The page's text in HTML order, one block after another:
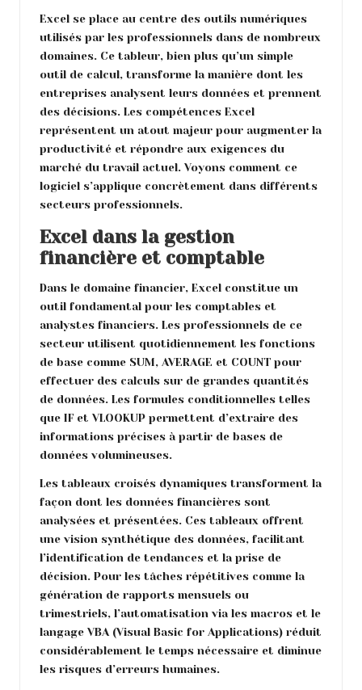
Excel se place au centre des outils numériques
utilisés par les professionnels dans de nombreux
domaines. Ce tableur, bien plus qu’un simple
outil de calcul, transforme la manière dont les
entreprises analysent leurs données et prennent
des décisions. Les compétences Excel
représentent un atout majeur pour augmenter la
productivité et répondre aux exigences du
marché du travail actuel. Voyons comment ce
logiciel s’applique concrètement dans différents
secteurs professionnels.
Excel dans la gestion
financière et comptable
Dans le domaine financier, Excel constitue un
outil fondamental pour les comptables et
analystes financiers. Les professionnels de ce
secteur utilisent quotidiennement les fonctions
de base comme SUM, AVERAGE et COUNT pour
effectuer des calculs sur de grandes quantités
de données. Les formules conditionnelles telles
que IF et VLOOKUP permettent d’extraire des
informations précises à partir de bases de
données volumineuses.
Les tableaux croisés dynamiques transforment la
façon dont les données financières sont
analysées et présentées. Ces tableaux offrent
une vision synthétique des données, facilitant
l’identification de tendances et la prise de
décision. Pour les tâches répétitives comme la
génération de rapports mensuels ou
trimestriels, l’automatisation via les macros et le
langage VBA (Visual Basic for Applications) réduit
considérablement le temps nécessaire et diminue
les risques d’erreurs humaines.